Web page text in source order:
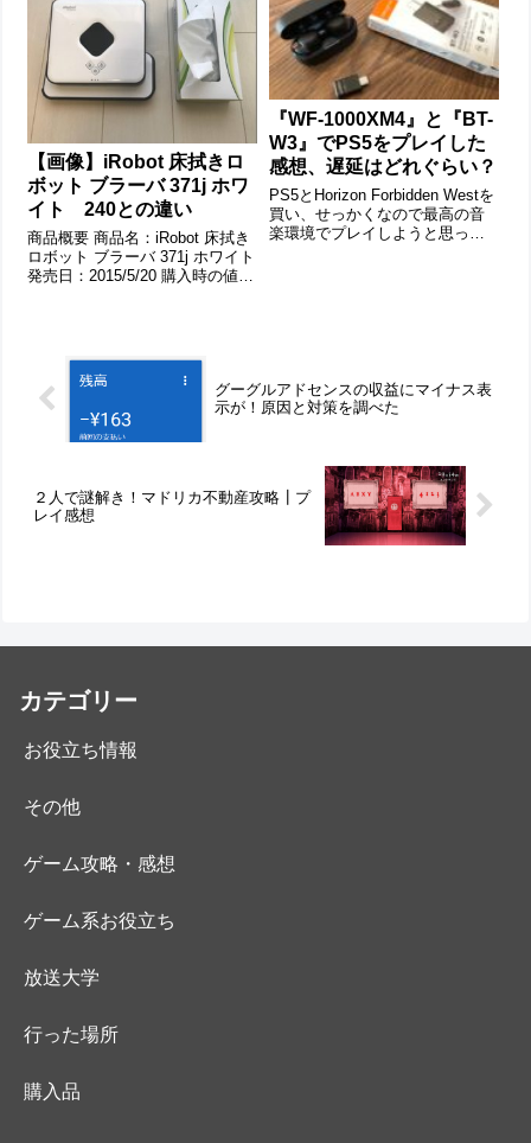
ヤレスゲームコントローラー本
体...
え、音質がいい、とにかく軽
い、ということも挙げられま
す。こ...
【画像】iRobot 床拭きロ
ボット ブラーバ 371j ホワ
イト 240との違い
商品概要 商品名：iRobot 床拭き
ロボット ブラーバ 371j ホワイト
発売日：2015/5/20 購入時の値
『WF-1000XM4』と『BT-
W3』でPS5をプレイした
感想、遅延はどれぐらい？
PS5とHorizon Forbidden Westを
買い、せっかくなので最高の音
楽環境でプレイしようと思った
グーグルアドセンスの収益にマイナス表
示が！原因と対策を調べた
２人で謎解き！マドリカ不動産攻略┃プ
レイ感想
カテゴリー
お役立ち情報
その他
ゲーム攻略・感想
ゲーム系お役立ち
放送大学
行った場所
購入品